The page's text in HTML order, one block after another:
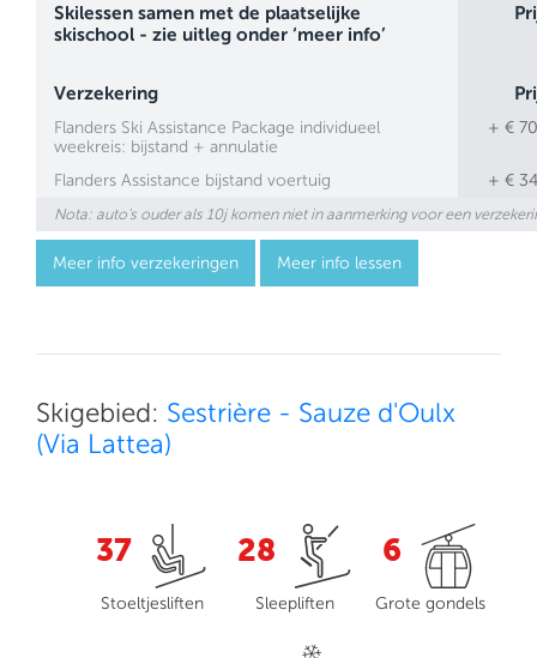
Skilessen samen met de plaatselijke
skischool - zie uitleg onder ‘meer info’
Verzekering
Flanders Ski Assistance Package individueel
weekreis: bijstand + annulatie
+ €
Flanders Assistance bijstand voertuig + €
Nota: auto's ouder als 10j komen niet in aanmerking voor een
Meer info verzekeringen Meer info lessen
Skigebied: Sestrière - Sauze d'Oulx
(Via Lattea)
37
Stoeltjesliften
28
Sleepliften
6
Grote gondels